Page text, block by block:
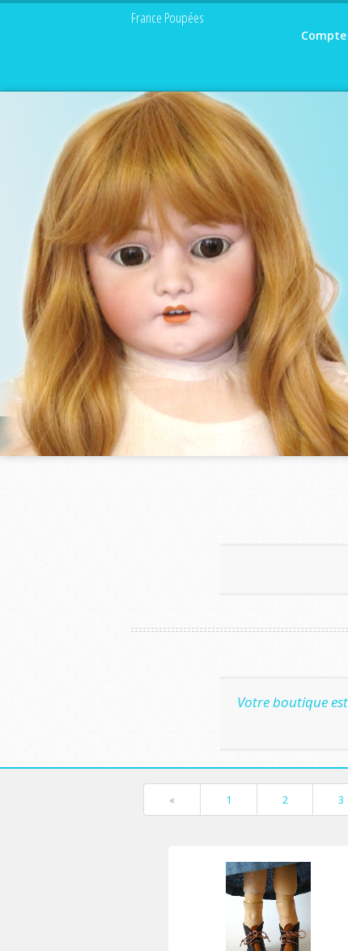
France Poupées
Compte
Votre boutique
« 1 2 3